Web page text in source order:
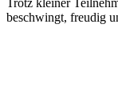
Trotz kleiner
beschwingt, freudig